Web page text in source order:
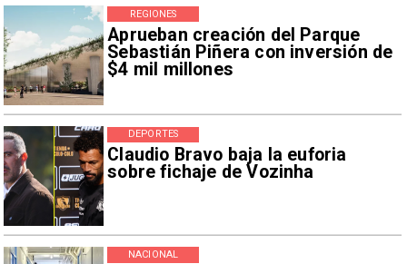
Aprueban creación del Parque
Sebastián Piñera con inversión de
$4 mil millones
REGIONES
Claudio Bravo baja la euforia
sobre fichaje de Vozinha
DEPORTES
NACIONAL